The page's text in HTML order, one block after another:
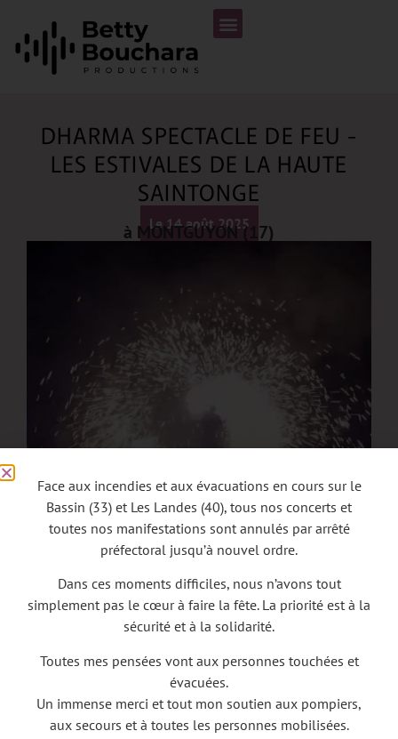
DHARMA SPECTACLE DE FEU -
LES ESTIVALES DE LA HAUTE
SAINTONGE
Le 14 août 2025
à MONTGUYON (17)
DHARMA SPECTACLE DE FEU en concert aux Estivales de
la Haute Saintonge à Montguyon (17), le 14 août 2025,
un évènement Betty Bouchara Productions.
Face aux incendies et aux évacuations en cours sur le
Bassin (33) et Les Landes (40), tous nos concerts et
toutes nos manifestations sont annulés par arrêté
préfectoral jusqu’à nouvel ordre.
Dans ces moments difficiles, nous n’avons tout
simplement pas le cœur à faire la fête. La priorité est à la
sécurité et à la solidarité.
Toutes mes pensées vont aux personnes touchées et
évacuées.
Un immense merci et tout mon soutien aux pompiers,
aux secours et à toutes les personnes mobilisées.